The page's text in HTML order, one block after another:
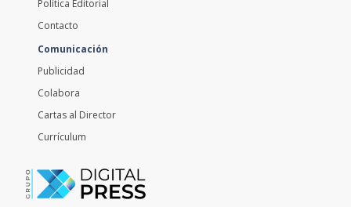
Política Editorial
Contacto
Comunicación
Publicidad
Colabora
Cartas al Director
Currículum